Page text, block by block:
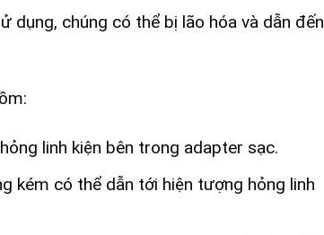
dụng, chúng có thể bị lão hóa và dẫn đến
linh kiện bên trong adapter sạc.
kém có thể dẫn tới hiện tượng hỏng linh